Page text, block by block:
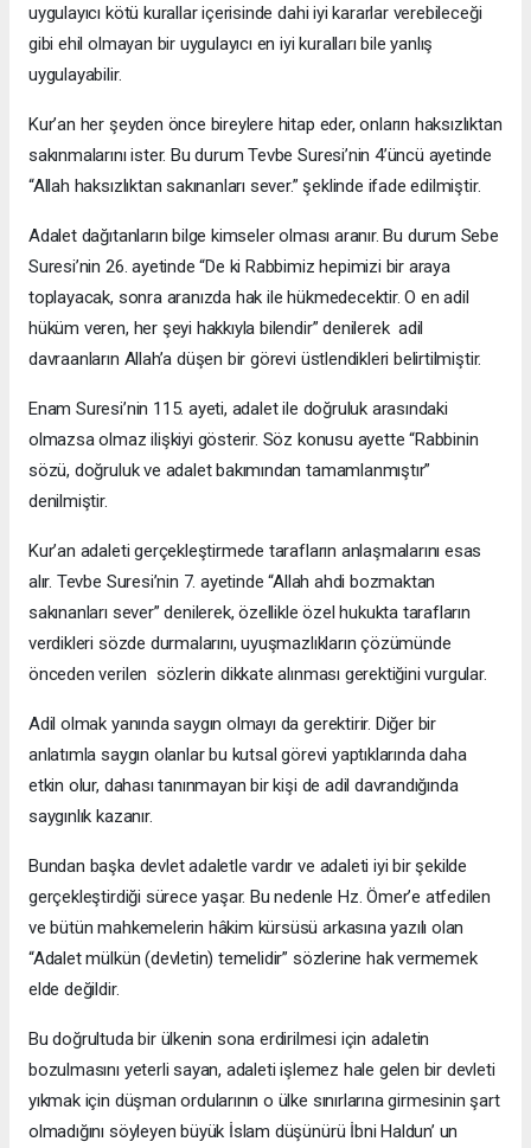
uygulayıcı kötü kurallar içerisinde dahi iyi kararlar verebileceği
gibi ehil olmayan bir uygulayıcı en iyi kuralları bile yanlış
uygulayabilir.
Kur’an her şeyden önce bireylere hitap eder, onların haksızlıktan
sakınmalarını ister. Bu durum Tevbe Suresi’nin 4’üncü ayetinde
“Allah haksızlıktan sakınanları sever.” şeklinde ifade edilmiştir.
Adalet dağıtanların bilge kimseler olması aranır. Bu durum Sebe
Suresi’nin 26. ayetinde “De ki Rabbimiz hepimizi bir araya
toplayacak, sonra aranızda hak ile hükmedecektir. O en adil
hüküm veren, her şeyi hakkıyla bilendir” denilerek adil
davraanların Allah’a düşen bir görevi üstlendikleri belirtilmiştir.
Enam Suresi’nin 115. ayeti, adalet ile doğruluk arasındaki
olmazsa olmaz ilişkiyi gösterir. Söz konusu ayette “Rabbinin
sözü, doğruluk ve adalet bakımından tamamlanmıştır”
denilmiştir.
Kur’an adaleti gerçekleştirmede tarafların anlaşmalarını esas
alır. Tevbe Suresi’nin 7. ayetinde “Allah ahdi bozmaktan
sakınanları sever” denilerek, özellikle özel hukukta tarafların
verdikleri sözde durmalarını, uyuşmazlıkların çözümünde
önceden verilen sözlerin dikkate alınması gerektiğini vurgular.
Adil olmak yanında saygın olmayı da gerektirir. Diğer bir
anlatımla saygın olanlar bu kutsal görevi yaptıklarında daha
etkin olur, dahası tanınmayan bir kişi de adil davrandığında
saygınlık kazanır.
Bundan başka devlet adaletle vardır ve adaleti iyi bir şekilde
gerçekleştirdiği sürece yaşar. Bu nedenle Hz. Ömer’e atfedilen
ve bütün mahkemelerin hâkim kürsüsü arkasına yazılı olan
“Adalet mülkün (devletin) temelidir” sözlerine hak vermemek
elde değildir.
Bu doğrultuda bir ülkenin sona erdirilmesi için adaletin
bozulmasını yeterli sayan, adaleti işlemez hale gelen bir devleti
yıkmak için düşman ordularının o ülke sınırlarına girmesinin şart
olmadığını söyleyen büyük İslam düşünürü İbni Haldun’ un